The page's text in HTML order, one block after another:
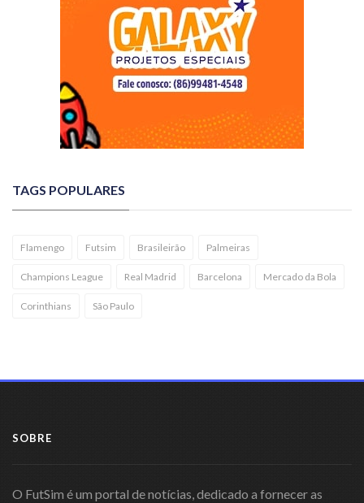
TAGS POPULARES
Flamengo Futsim Brasileirão Palmeiras
Champions League Real Madrid Barcelona Mercado da Bola
Corinthians São Paulo
SOBRE
O FutSim é um portal de notícias, dedicado a fornecer as